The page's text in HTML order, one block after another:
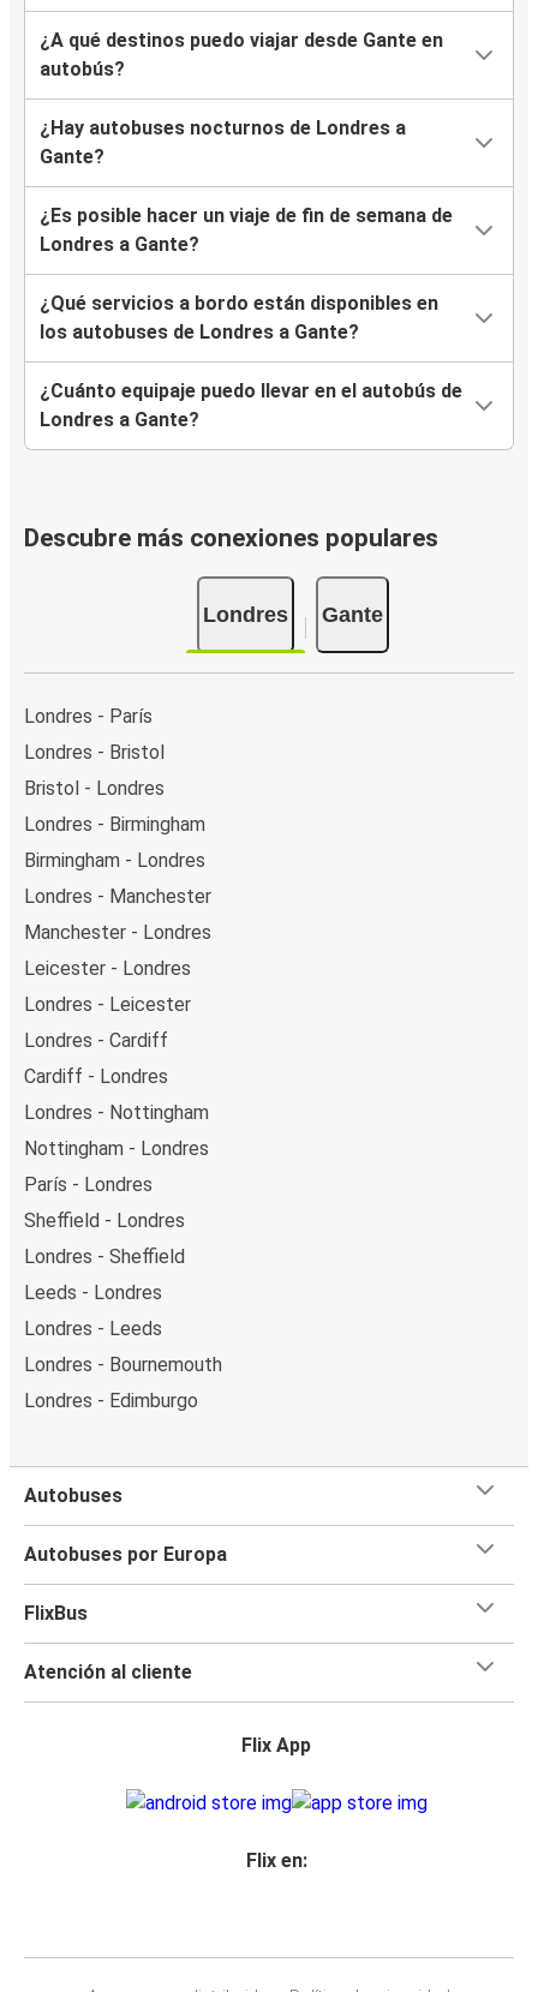
¿A qué destinos puedo viajar desde Gante en
autobús?
¿Hay autobuses nocturnos de Londres a
Gante?
¿Es posible hacer un viaje de fin de semana de
Londres a Gante?
¿Qué servicios a bordo están disponibles en
los autobuses de Londres a Gante?
¿Cuánto equipaje puedo llevar en el autobús de
Londres a Gante?
Descubre más conexiones populares
Londres Gante
Londres - París
Londres - Bristol
Bristol - Londres
Londres - Birmingham
Birmingham - Londres
Londres - Manchester
Manchester - Londres
Leicester - Londres
Londres - Leicester
Londres - Cardiff
Cardiff - Londres
Londres - Nottingham
Nottingham - Londres
París - Londres
Sheffield - Londres
Londres - Sheffield
Leeds - Londres
Londres - Leeds
Londres - Bournemouth
Londres - Edimburgo
Autobuses
Autobuses por Europa
FlixBus
Atención al cliente
Flix App
Flix en: